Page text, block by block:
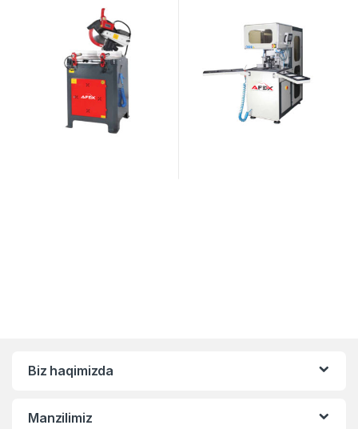
Biz haqimizda
Manzilimiz